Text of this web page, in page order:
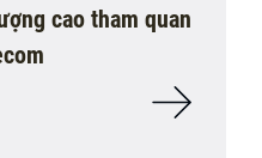
cao tham quan